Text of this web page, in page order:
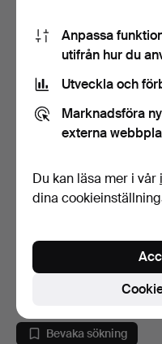
ONA, metall/prismor, 19…
Värdering
Bevaka sökning
Anpassa
utifrån hur du
Utveckla och
Marknadsföra
externa
Du kan läsa mer i vår
dina